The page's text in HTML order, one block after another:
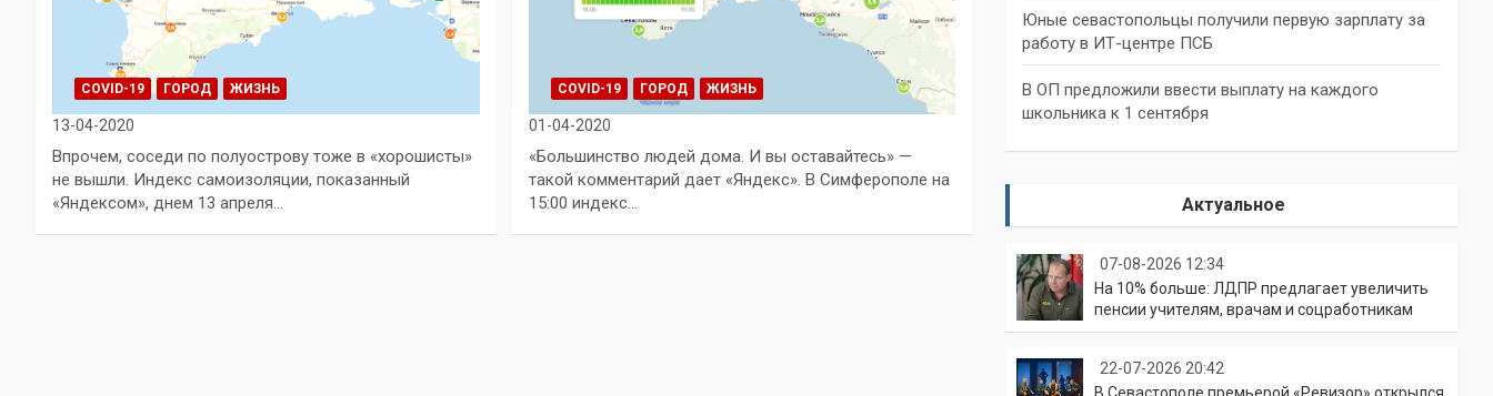
COVID-19 ГОРОД ЖИЗНЬ
13-04-2020
Впрочем, соседи по полуострову тоже в «хорошисты»
не вышли. Индекс самоизоляции, показанный
«Яндексом», днем 13 апреля…
COVID-19 ГОРОД ЖИЗНЬ
01-04-2020
«Большинство людей дома. И вы оставайтесь» —
такой комментарий дает «Яндекс». В Симферополе на
15:00 индекс…
Юные севастопольцы получили первую зарплату за
работу в ИТ-центре ПСБ
В ОП предложили ввести выплату на каждого
школьника к 1 сентября
Актуальное
07-08-2026 12:34
На 10% больше: ЛДПР предлагает увеличить
пенсии учителям, врачам и соцработникам
22-07-2026 20:42